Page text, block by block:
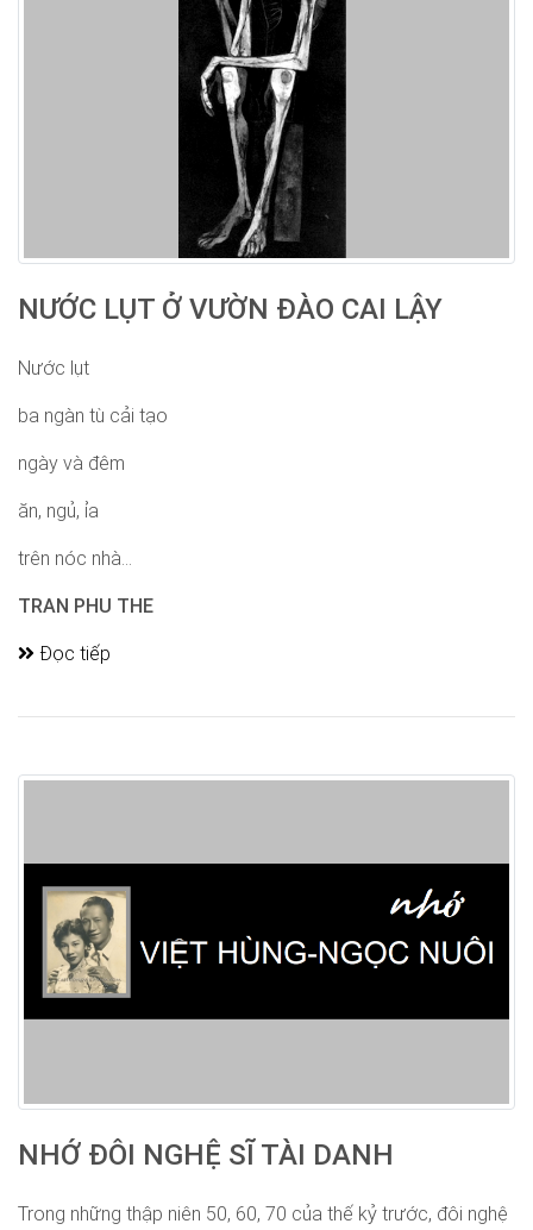
NƯỚC LỤT Ở VƯỜN ĐÀO CAI LẬY
Nước lụt
ba ngàn tù cải tạo
ngày và đêm
ăn, ngủ, ỉa
trên nóc nhà...
TRAN PHU THE
Đọc tiếp
NHỚ ĐÔI NGHỆ SĨ TÀI DANH
Trong những thập niên 50, 60, 70 của thế kỷ trước, đôi nghệ